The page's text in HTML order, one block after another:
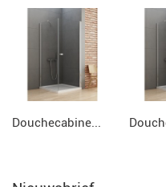
Douchecabine...